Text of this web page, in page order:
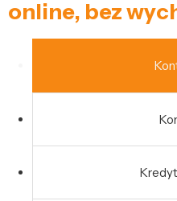
online, bez